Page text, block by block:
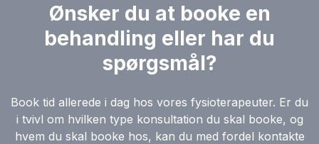
Ønsker du at booke en
behandling eller har du
spørgsmål?
Book tid allerede i dag hos vores fysioterapeuter. Er du
i tvivl om hvilken type konsultation du skal booke, og
hvem du skal booke hos, kan du med fordel kontakte